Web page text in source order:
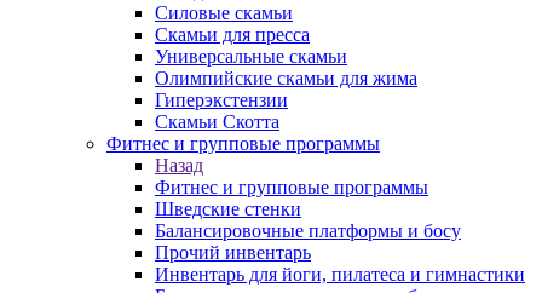
Силовые скамьи
Скамьи для пресса
Универсальные скамьи
Олимпийские скамьи для жима
Гиперэкстензии
Скамьи Скотта
Фитнес и групповые программы
Назад
Фитнес и групповые программы
Шведские стенки
Балансировочные платформы и босу
Прочий инвентарь
Инвентарь для йоги, пилатеса и гимнастики